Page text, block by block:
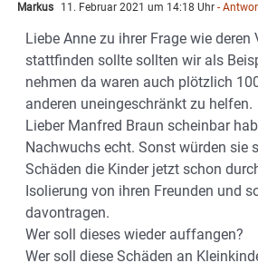
Markus 11. Februar 2021 um 14:18 Uhr -
Liebe Anne zu ihrer Frage wie deren
stattfinden sollte sollten wir als
nehmen da waren auch plötzlich
anderen uneingeschränkt zu helfen.
Lieber Manfred Braun scheinbar
Nachwuchs echt. Sonst würden sie
Schäden die Kinder jetzt schon
Isolierung von ihren Freunden und
davontragen.
Wer soll dieses wieder auffangen?
Wer soll diese Schäden an